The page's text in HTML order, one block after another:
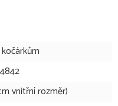
stříšky umožňuje snadné
držení rukojeti. Tímto
kočárku ještě
a uložit do
vnitřní rozměr)